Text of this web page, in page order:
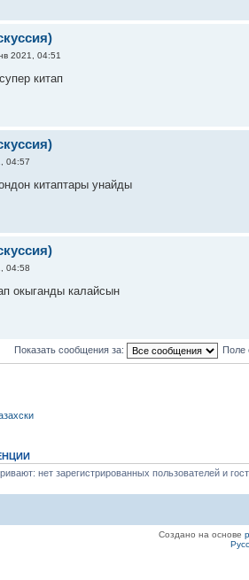
2021, 04:51
китап
04:57
китаптары унайды
04:58
окыганды калайсын
Показать сообщения за: Поле
нет зарегистрированных пользователей и
Создано на основе